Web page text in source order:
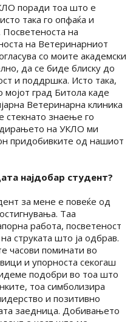
поради тоа што е
така го опфаќа и
Посветеноста на
на Ветеринарниот
со моите академски
да се биде блиску до
и поддршка. Исто така,
град Битола каде
Ветеринарна клиника
стекнато знаење го
на УКЛО ми
придобивките од нашиот
најдобар студент?
за мене е повеќе од
Таа
работа, посветеност
струката што ја одбрав.
часови поминати во
и упорноста секогаш
подобри во тоа што
тоа симболизира
и позитивно
заедница. Добивањето